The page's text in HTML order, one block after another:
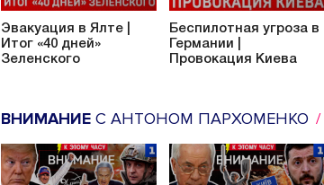
Эвакуация в Ялте |
Итог «40 дней»
Зеленского
Беспилотная угроза в
Германии |
Провокация Киева
ВНИМАНИЕ С АНТОНОМ ПАРХОМЕНКО